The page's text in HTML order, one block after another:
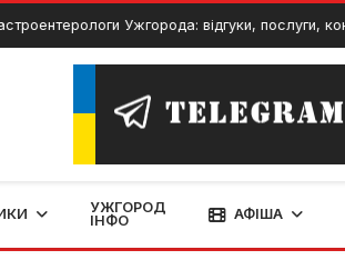
Ужгорода: відгуки, послуги, контакти
УЖГОРОД
ІНФО
АФІША